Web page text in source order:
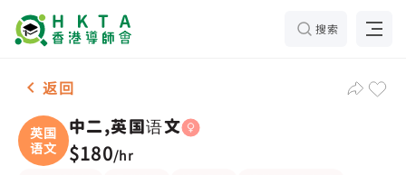
搜索
女-1名 中二,英国语文，小西湾 补习推介
返回
英国
语文
中二,英国语文
$180/hr